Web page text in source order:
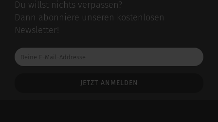
Du willst nichts verpassen?
Dann abonniere unseren kostenlosen
Newsletter!
Deine
E-